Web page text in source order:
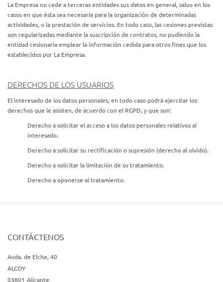
La Empresa no cede a terceras entidades sus datos en general, salvo en los
casos en que ésta sea necesaria para la organización de determinadas
actividades, o la prestación de servicios. En todo caso, las cesiones previstas
son regularizadas mediante la suscripción de contratos, no pudiendo la
entidad cesionaria emplear la información cedida para otros fines que los
establecidos por La Empresa.
DERECHOS DE LOS USUARIOS
El interesado de los datos personales, en todo caso podrá ejercitar los
derechos que le asisten, de acuerdo con el RGPD, y que son:
Derecho a solicitar el acceso a los datos personales relativos al
interesado.
Derecho a solicitar su rectificación o supresión (derecho al olvido).
Derecho a solicitar la limitación de su tratamiento.
Derecho a oponerse al tratamiento.
de una fotocopia de su D.N.I, y en la que especificará cuál de éstos solicita
(Alicante) SPAIN
CONTÁCTENOS
Avda. de Elche, 40
ALCOY
03801 Alicante